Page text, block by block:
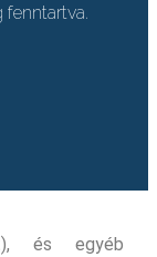
fenntartva.
és egyéb